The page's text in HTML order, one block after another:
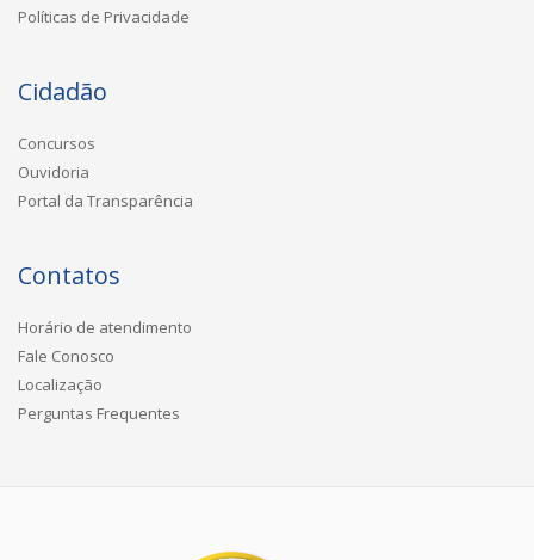
Políticas de Privacidade
Cidadão
Concursos
Ouvidoria
Portal da Transparência
Contatos
Horário de atendimento
Fale Conosco
Localização
Perguntas Frequentes